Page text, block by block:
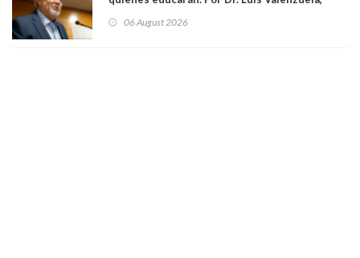
Académicos U. Católica Silva Henríquez
06 August 2026